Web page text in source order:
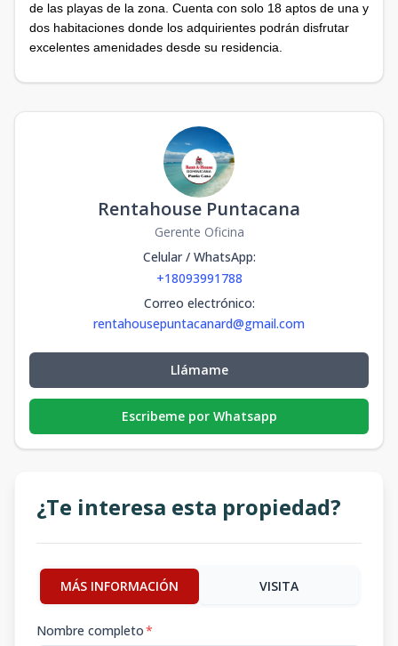
de las playas de la zona. Cuenta con solo 18 aptos de una y
dos habitaciones donde los adquirientes podrán disfrutar
excelentes amenidades desde su residencia.
Rentahouse Puntacana
Gerente Oficina
Celular / WhatsApp:
+18093991788
Correo electrónico:
rentahousepuntacanard@gmail.com
Llámame
Escribeme por Whatsapp
¿Te interesa esta propiedad?
MÁS INFORMACIÓN VISITA
Nombre completo*